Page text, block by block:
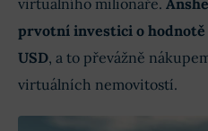
prvotní investici o hodnotě
USD, a to převážně
virtuálních nemovitostí.